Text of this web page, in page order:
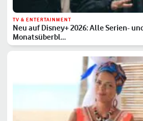
TV & ENTERTAINMENT
Neu auf Disney+ 2026: Alle Serien-
Monatsüberbl…